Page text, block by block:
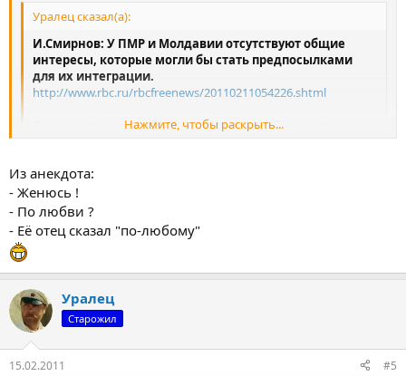
Уралец сказал(а):
И.Смирнов: У ПМР и Молдавии отсутствуют общие
интересы, которые могли бы стать предпосылками
для их интеграции.
http://www.rbc.ru/rbcfreenews/20110211054226.shtml
Смирнов прав, для объединения нужны общие интересы,
иначе говоря, по-любовно. С Абхазией и Южной Осетией
получилось.
договориться по-любовно, чем переться в суды.
http://video.qip.ru/video/view/?id=v9703329872
..иногда любовь приходится стимулировать, в т.ч через
обращение в суд....
Нажмите, чтобы раскрыть...
Из анекдота:
- Женюсь !
- По любви ?
- Её отец сказал "по-любому"
Уралец
Старожил
15.02.2011 #5